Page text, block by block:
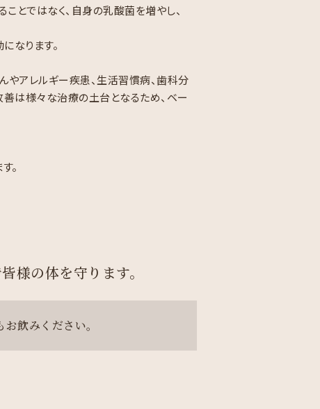
とではなく、自身の乳酸菌を増やし、
なります。
やアレルギー疾患、生活習慣病、歯科分
は様々な治療の土台となるため、ベー
。
様の体を守ります。
飲みください。